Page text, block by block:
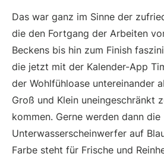
Das war ganz im Sinne der
die den Fortgang der Arbeiten
Beckens bis hin zum Finish
die jetzt mit der Kalender-App
der Wohlfühloase untereinander
Groß und Klein uneingeschränkt
kommen. Gerne werden dann die
Unterwasserscheinwerfer auf
Farbe steht für Frische und